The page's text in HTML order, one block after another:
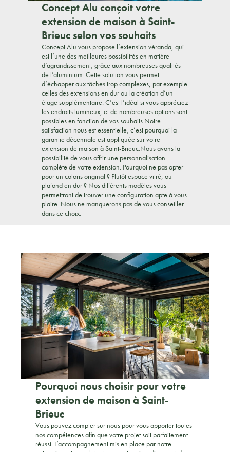
Concept Alu conçoit votre
extension de maison à Saint-
Brieuc selon vos souhaits
Concept Alu vous propose l’extension véranda, qui
est l’une des meilleures possibilités en matière
d’agrandissement, grâce aux nombreuses qualités
de l’aluminium. Cette solution vous permet
d’échapper aux tâches trop complexes, par exemple
celles des extensions en dur ou la création d’un
étage supplémentaire. C’est l’idéal si vous appréciez
les endroits lumineux, et de nombreuses options sont
possibles en fonction de vos souhaits.Notre
satisfaction nous est essentielle, c’est pourquoi la
garantie décennale est appliquée sur votre
extension de maison à Saint-Brieuc.Nous avons la
possibilité de vous offrir une personnalisation
complète de votre extension. Pourquoi ne pas opter
pour un coloris original ? Plutôt espace vitré, ou
plafond en dur ? Nos différents modèles vous
permettront de trouver une configuration apte à vous
plaire. Nous ne manquerons pas de vous conseiller
dans ce choix.
Pourquoi nous choisir pour votre
extension de maison à Saint-
Brieuc
Vous pouvez compter sur nous pour vous apporter toutes
nos compétences afin que votre projet soit parfaitement
réussi. L’accompagnement mis en place par notre